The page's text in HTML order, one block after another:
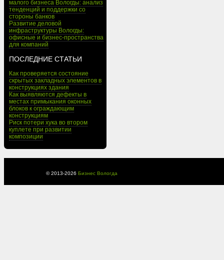
малого бизнеса Вологды: анализ
тенденций и поддержки со
стороны банков
Развитие деловой
инфраструктуры Вологды:
офисные и бизнес-пространства
для компаний
ПОСЛЕДНИЕ СТАТЬИ
Как проверяется состояние
скрытых закладных элементов в
конструкциях здания
Как выявляются дефекты в
местах примыкания оконных
блоков к ограждающим
конструкциям
Риск потери хука во втором
куплете при развитии
композиции
© 2013-2026 Бизнес Вологда